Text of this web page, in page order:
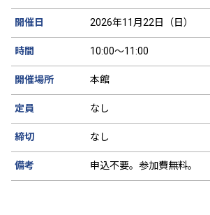
開催日 2026年11月22日（日）
時間 10:00～11:00
開催場所 本館
定員 なし
締切 なし
備考 申込不要。参加費無料。